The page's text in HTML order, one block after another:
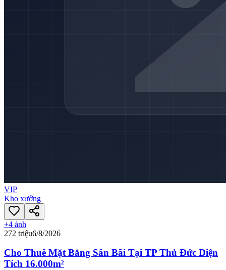
VIP
Kho xưởng
+4 ảnh
272 triệu6/8/2026
Cho Thuê Mặt Bằng Sân Bãi Tại TP Thủ Đức Diện
Tích 16.000m²